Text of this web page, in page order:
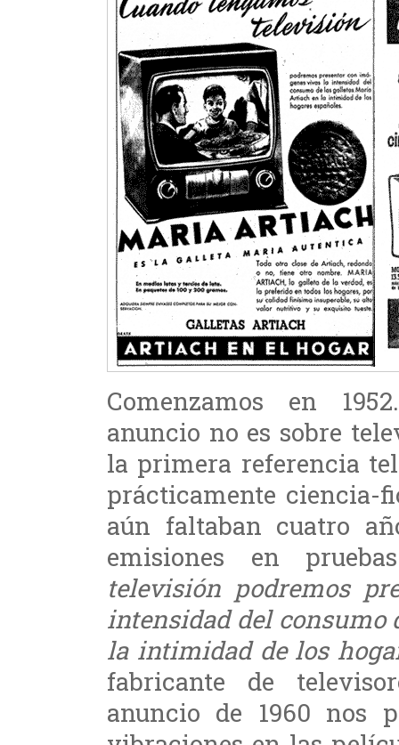
Comenzamos en
anuncio no es sobre
la primera referencia
prácticamente ciencia-
aún faltaban cuatro
emisiones en
televisión podremos
intensidad del consumo
la intimidad de los
fabricante de
anuncio de 1960 nos